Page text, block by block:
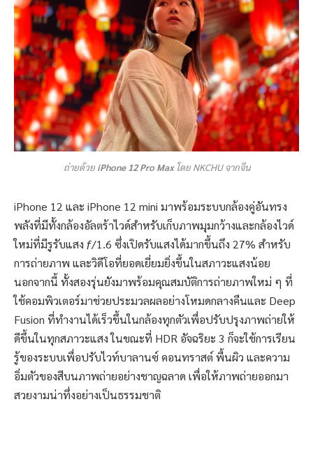
ถ่ายด้วยiPhone 12 Pro Maxโดย NKCHU จากจีน
iPhone 12 และ iPhone 12 mini มาพร้อมระบบกล้องคู่อันทรง
พลังที่มีทั้งกล้องอัลตร้าไวด์สำหรับเก็บภาพมุมกว้างและกล้องไวด์
ใหม่ที่มีรูรับแสง ƒ/1.6 ซึ่งเปิดรับแสงได้มากขึ้นถึง 27% สำหรับ
การถ่ายภาพ และวิดีโอที่ยอดเยี่ยมยิ่งขึ้นในสภาวะแสงน้อย
นอกจากนี้ ทั้งสองรุ่นยังมาพร้อมคุณสมบัติการถ่ายภาพใหม่ ๆ ที่
ใช้คอมพิวเตอร์มาช่วยประมวลผลอย่างโหมดกลางคืนและ Deep
Fusion ที่ทำงานได้เร็วขึ้นในกล้องทุกตัวเพื่อปรับปรุงภาพถ่ายให้
ดีขึ้นในทุกสภาวะแสง ในขณะที่ HDR อัจฉริยะ 3 ก็จะใช้การเรียน
รู้ของระบบเพื่อปรับไวท์บาลานซ์ คอนทราสต์ พื้นผิว และความ
อิ่มตัวของสีบนภาพถ่ายอย่างชาญฉลาด เพื่อให้ภาพถ่ายออกมา
สวยงามน่าทึ่งอย่างเป็นธรรมชาติ